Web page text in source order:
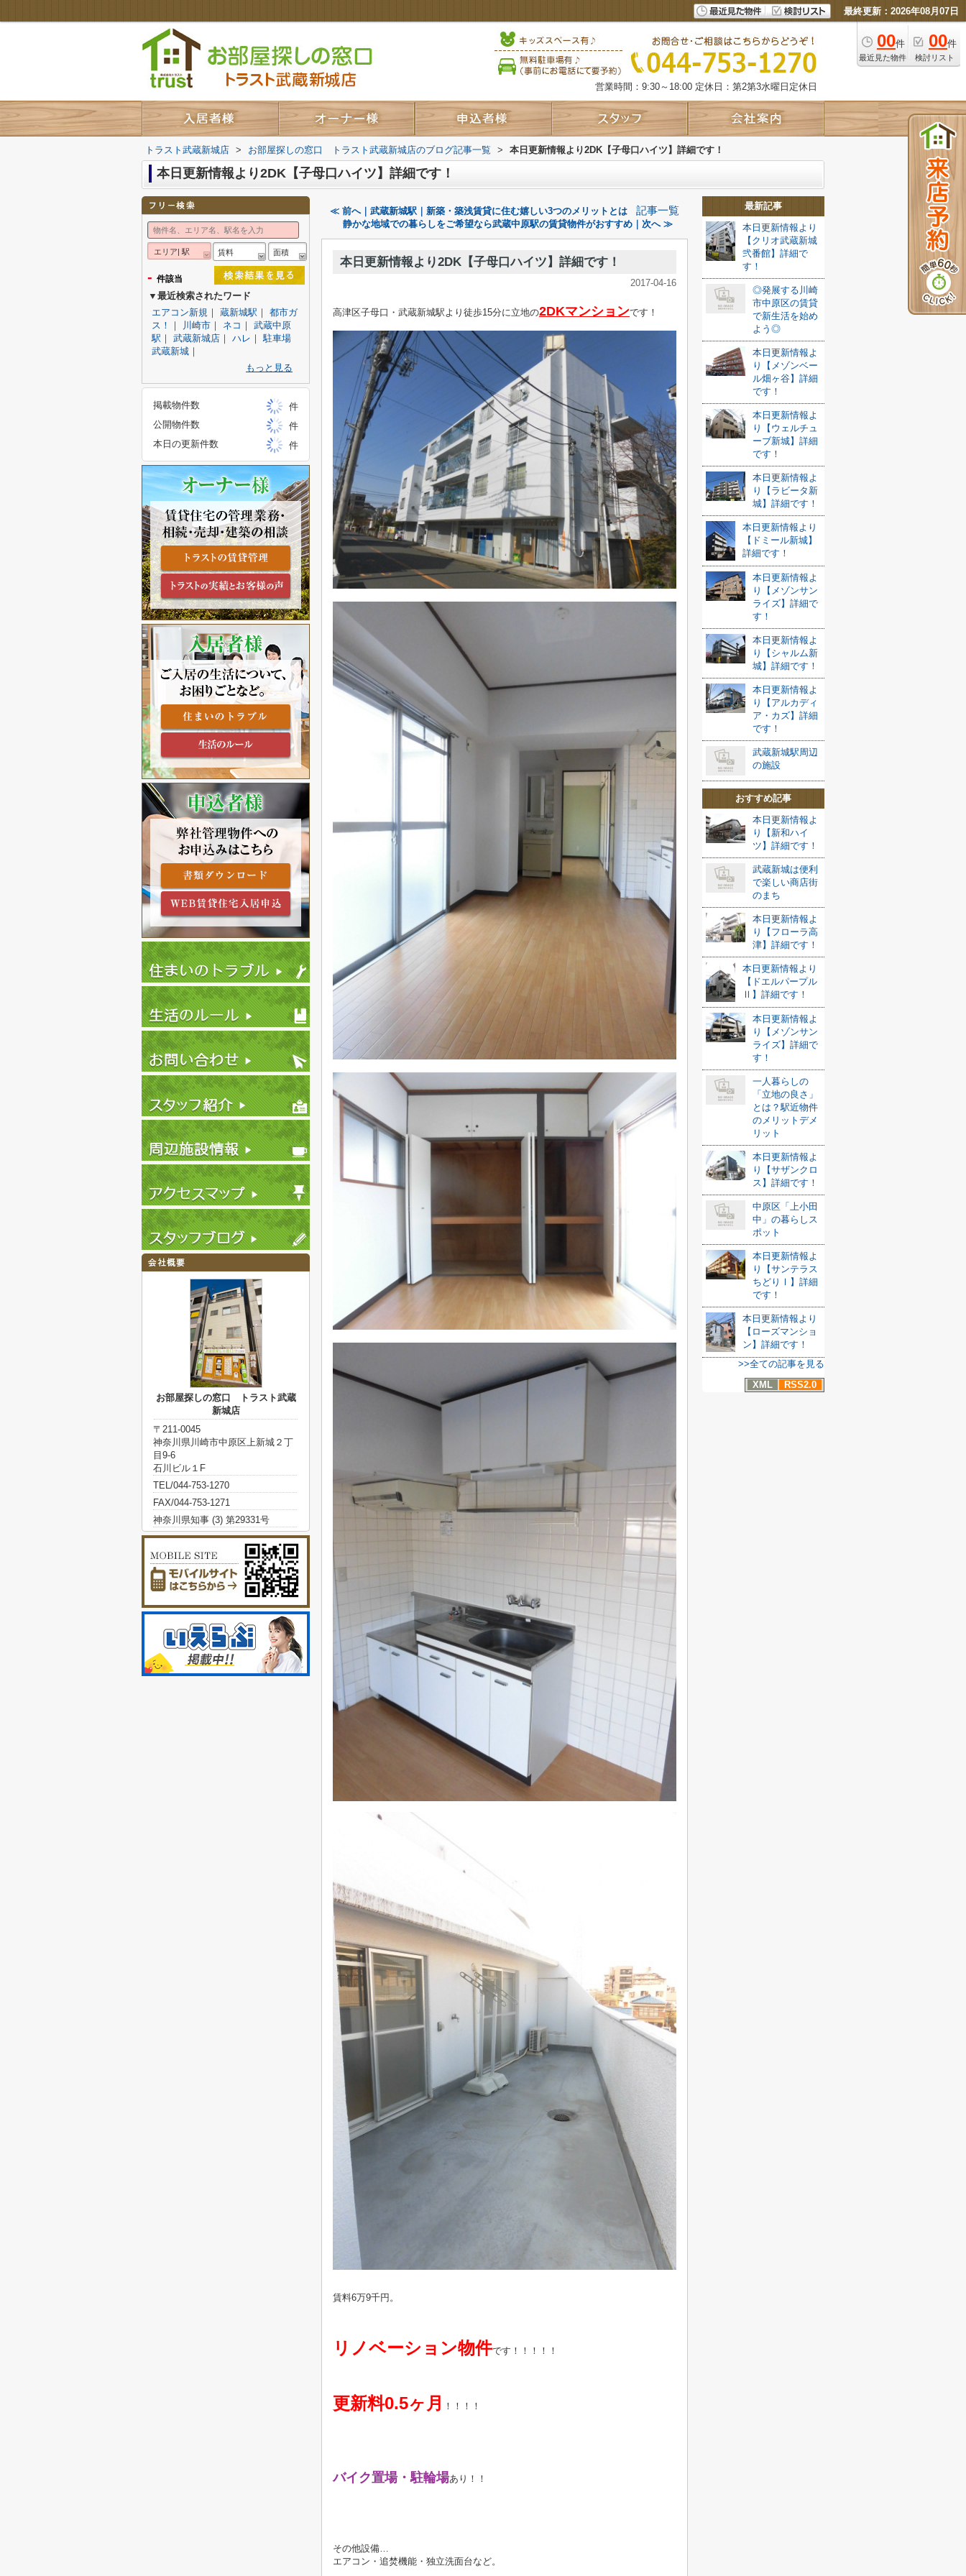
最終更新：2026年08月07日
00件
最近見た物件
00件
検討リスト
営業時間：9:30～18:00 定休日：第2第3水曜日定休日
トラスト武蔵新城店 > お部屋探しの窓口 トラスト武蔵新城店のブログ記事一覧 > 本日更新情報より2DK【子母口ハイツ】詳細です！
本日更新情報より2DK【子母口ハイツ】詳細です！
≪ 前へ｜武蔵新城駅｜新築・築浅賃貸に住む嬉しい3つのメリットとは 記事一覧
静かな地域での暮らしをご希望なら武蔵中原駅の賃貸物件がおすすめ｜次へ ≫
本日更新情報より2DK【子母口ハイツ】詳細です！
2017-04-16
高津区子母口・武蔵新城駅より徒歩15分に立地の2DKマンションです！
賃料6万9千円。
リノベーション物件です！！！！！
更新料0.5ヶ月 ！！！！
バイク置場・駐輪場あり！！
その他設備…
エアコン・追焚機能・独立洗面台など。
最新記事
本日更新情報より
【クリオ武蔵新城
弐番館】詳細で
す！
◎発展する川崎
市中原区の賃貸
で新生活を始め
よう◎
本日更新情報よ
り【メゾンベー
ル畑ヶ谷】詳細
です！
本日更新情報よ
り【ウェルチュ
ーブ新城】詳細
です！
本日更新情報よ
り【ラビータ新
城】詳細です！
本日更新情報より
【ドミール新城】
詳細です！
本日更新情報よ
り【メゾンサン
ライズ】詳細で
す！
本日更新情報よ
り【シャルム新
城】詳細です！
本日更新情報よ
り【アルカディ
ア・カズ】詳細
です！
武蔵新城駅周辺
の施設
おすすめ記事
本日更新情報よ
り【新和ハイ
ツ】詳細です！
武蔵新城は便利
で楽しい商店街
のまち
本日更新情報よ
り【フローラ高
津】詳細です！
本日更新情報より
【ドエルパープル
Ⅱ】詳細です！
本日更新情報よ
り【メゾンサン
ライズ】詳細で
す！
一人暮らしの
「立地の良さ」
とは？駅近物件
のメリットデメ
リット
本日更新情報よ
り【サザンクロ
ス】詳細です！
中原区「上小田
中」の暮らしス
ポット
本日更新情報よ
り【サンテラス
ちどりⅠ】詳細
です！
本日更新情報より
【ローズマンショ
ン】詳細です！
>>全ての記事を見る
XML
RSS2.0
エリア| 駅 賃料 面積
- 件該当
▼最近検索されたワード
エアコン新規 ｜ 蔵新城駅 ｜ 都市ガ
ス！
｜ 川崎市 ｜ ネコ ｜ 武蔵中原
駅 ｜ 武蔵新城店 ｜ ハレ ｜駐車場
武蔵新城 ｜
もっと見る
掲載物件数
件
公開物件数
件
本日の更新件数
件
お部屋探しの窓口 トラスト武蔵
新城店
〒211-0045
神奈川県川崎市中原区上新城２丁
目9-6
石川ビル１F
TEL/044-753-1270
FAX/044-753-1271
神奈川県知事 (3) 第29331号